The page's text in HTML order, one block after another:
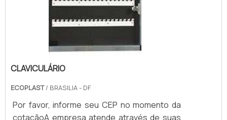
Lanchonetes; - Restaurantes; - Academias
de ginÃ¡stica; - Cen.
CLAVICULÁRIO
ECOPLAST/ BRASILIA - DF
Por favor, informe seu CEP no momento da
cotaçãoA empresa atende através de suas